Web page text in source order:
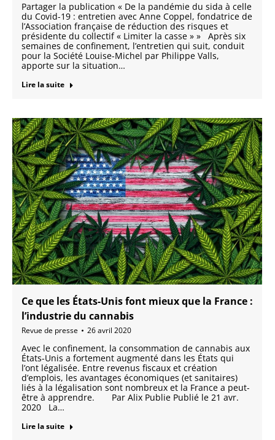
Partager la publication « De la pandémie du sida à celle
du Covid-19 : entretien avec Anne Coppel, fondatrice de
l’Association française de réduction des risques et
présidente du collectif « Limiter la casse » » Après six
semaines de confinement, l’entretien qui suit, conduit
pour la Société Louise-Michel par Philippe Valls,
apporte sur la situation…
Lire la suite
Ce que les États-Unis font mieux que la France :
l’industrie du cannabis
Revue de presse 26 avril 2020
Avec le confinement, la consommation de cannabis aux
États-Unis a fortement augmenté dans les États qui
l’ont légalisée. Entre revenus fiscaux et création
d’emplois, les avantages économiques (et sanitaires)
liés à la légalisation sont nombreux et la France a peut-
être à apprendre. Par Alix Publie Publié le 21 avr.
2020 La…
Lire la suite